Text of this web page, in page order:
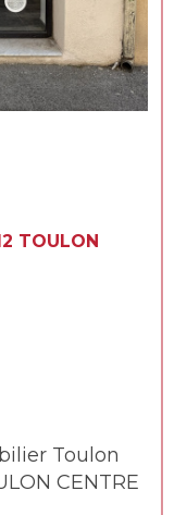
TOULON
Toulon
CENTRE